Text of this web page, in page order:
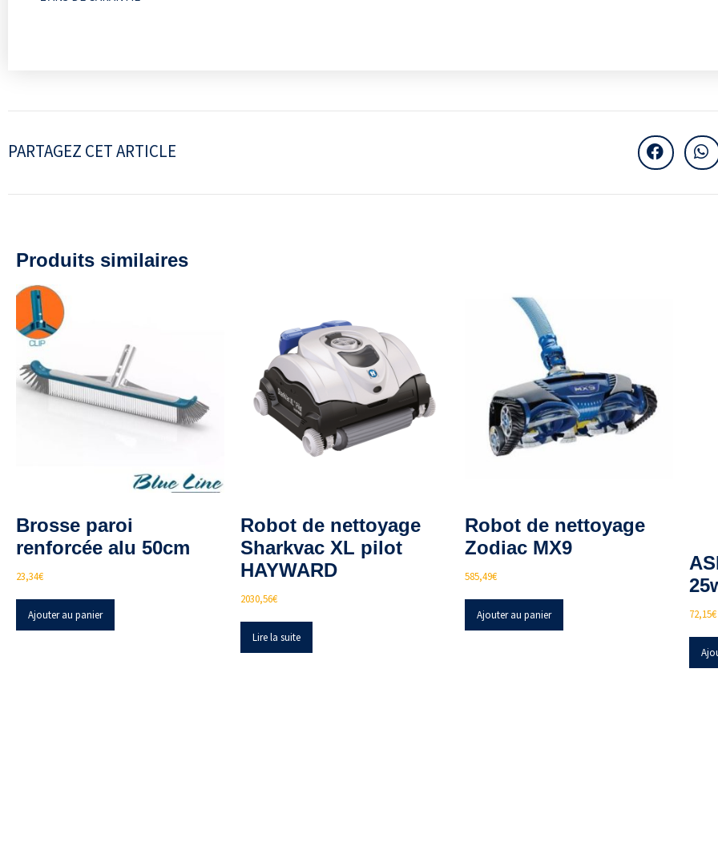
PARTAGEZ CET ARTICLE
Produits similaires
Brosse paroi
renforcée alu 50cm
23,34€
Ajouter au panier
Robot de nettoyage
Sharkvac XL pilot
HAYWARD
2030,56€
Lire la suite
Robot de nettoyage
Zodiac MX9
585,49€
Ajouter au panier 72,15€